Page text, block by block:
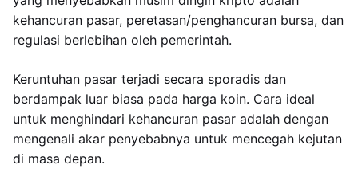
kehancuran pasar, peretasan/penghancuran bursa, dan
regulasi berlebihan oleh pemerintah.
Keruntuhan pasar terjadi secara sporadis dan
berdampak luar biasa pada harga koin. Cara ideal
untuk menghindari kehancuran pasar adalah dengan
mengenali akar penyebabnya untuk mencegah kejutan
di masa depan.